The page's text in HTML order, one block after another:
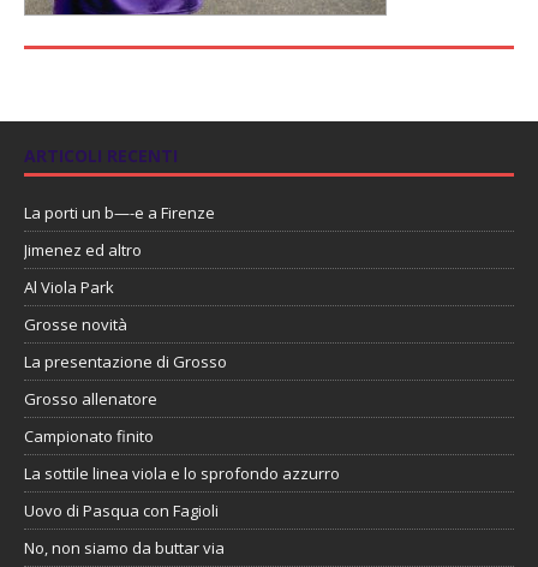
ARTICOLI RECENTI
La porti un b—-e a Firenze
Jimenez ed altro
Al Viola Park
Grosse novità
La presentazione di Grosso
Grosso allenatore
Campionato finito
La sottile linea viola e lo sprofondo azzurro
Uovo di Pasqua con Fagioli
No, non siamo da buttar via